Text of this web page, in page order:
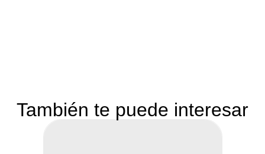
También te puede interesar